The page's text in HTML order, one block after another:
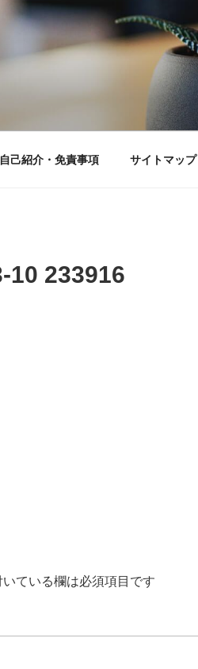
自己紹介・免責事項 サイトマップ
10 233916
いている欄は必須項目です